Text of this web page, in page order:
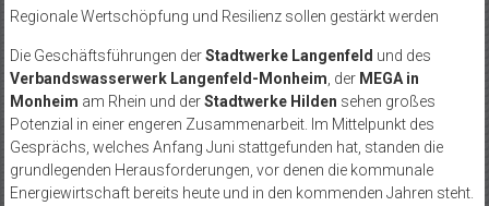
Regionale Wertschöpfung und Resilienz sollen gestärkt werden
Die Geschäftsführungen derStadtwerke Langenfeld und des
Verbandswasserwerk Langenfeld-Monheim, der MEGA in
Monheim am Rhein und derStadtwerke Hilden sehen großes
Potenzial in einer engeren Zusammenarbeit. Im Mittelpunkt des
Gesprächs, welches Anfang Juni stattgefunden hat, standen die
grundlegenden Herausforderungen, vor denen die kommunale
Energiewirtschaft bereits heute und in den kommenden Jahren steht.